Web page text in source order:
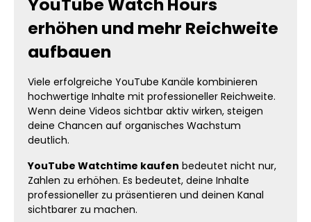
Voraussetzungen für langfristiges
Wachstum und mehr organische
Aufmerksamkeit. Viele Creator setzen
deshalb gezielt auf zusätzliche Watchtime,
um ihre Videos sichtbarer erscheinen zu
lassen und ihren Kanal professioneller
aufzubauen. Warum viele Creator auf
professionelle Watchtime setzen Viele
erfolgreiche YouTuber achten darauf, dass
ihre Videos bereits starke Aktivität und
Zuschauerbindung zeigen. Genau dadurch
mehr Aufmerksamkeit. Mehr Watchtime
hilft dabei, deinen Kanal professioneller
erscheinen zu lassen und deine Inhalte
stärker hervorzuheben. Besonders neue
Besucher beschäftigen sich häufiger mit
erhöhen und mehr Reichweite
aufbauen
Viele erfolgreiche YouTube Kanäle kombinieren
hochwertige Inhalte mit professioneller Reichweite.
Wenn deine Videos sichtbar aktiv wirken, steigen
deine Chancen auf organisches Wachstum
deutlich.
YouTube Watchtime kaufen bedeutet nicht nur,
Zahlen zu erhöhen. Es bedeutet, deine Inhalte
professioneller zu präsentieren und deinen Kanal
sichtbarer zu machen.